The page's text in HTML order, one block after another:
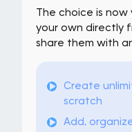
The choice is now
your own directly
share them with
Create
scratch
Add,